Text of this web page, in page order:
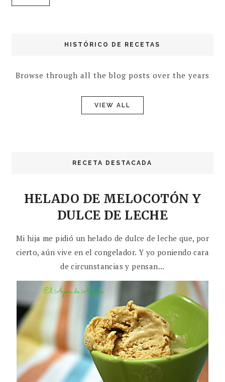
HISTÓRICO DE RECETAS
Browse through all the blog posts over the years
VIEW ALL
RECETA DESTACADA
HELADO DE MELOCOTÓN Y
DULCE DE LECHE
Mi hija me pidió un helado de dulce de leche que, por
cierto, aún vive en el congelador. Y yo poniendo cara
de circunstancias y pensan...